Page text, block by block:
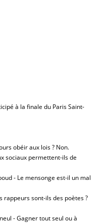
à la finale du Paris Saint-
obéir aux lois ? Non.
sociaux permettent-ils de
- Le mensonge est-il un mal
rappeurs sont-ils des poètes ?
- Gagner tout seul ou à